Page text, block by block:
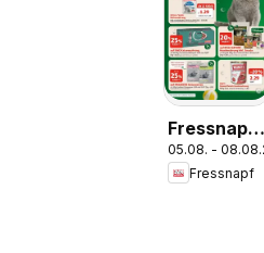
Fressnapf
Angebote
05.08. -
Fressnapf